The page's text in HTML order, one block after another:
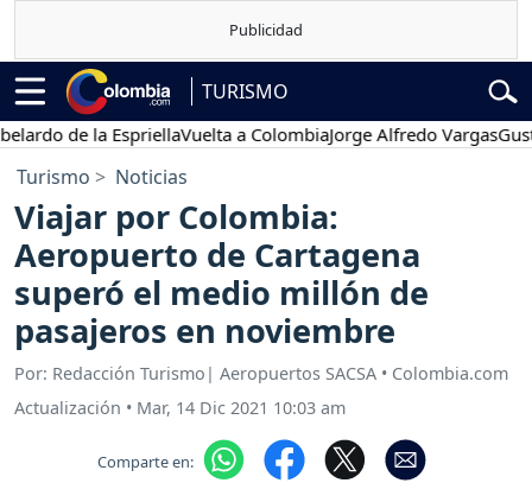
TURISMO
de la EspriellaVuelta a ColombiaJorge Alfredo VargasGustavo
Turismo Noticias
Viajar por Colombia:
Aeropuerto de Cartagena
superó el medio millón de
pasajeros en noviembre
Por: Redacción Turismo| Aeropuertos SACSA • Colombia.com
Actualización • Mar, 14 Dic 2021 10:03 am
Comparte en: